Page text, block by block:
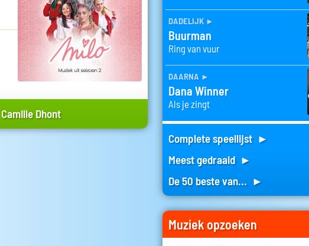
Camille Dhont
dadelijk ►
Buurman
Ring van vuur
daarna ►
Dana Winner
Als je zingt
Complete speellijst ►
Meest gedraaid ►
De 50 beste van... ►
Muziek opzoeken